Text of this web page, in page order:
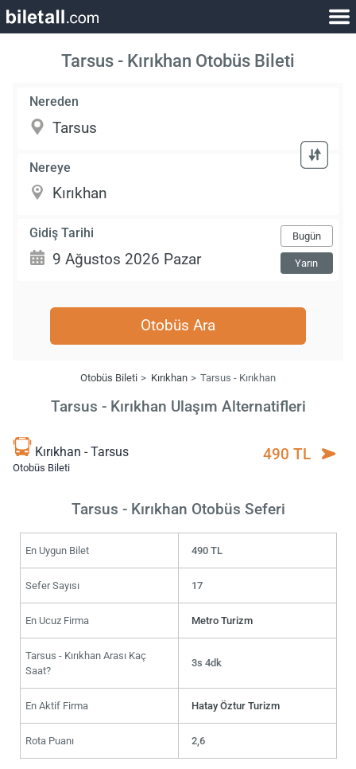
Tarsus - Kırıkhan Otobüs Bileti
Nereden
Nereye
Gidiş Tarihi Bugün
Yarın
Otobüs Ara
Otobüs Bileti Kırıkhan Tarsus - Kırıkhan
Tarsus - Kırıkhan Ulaşım Alternatifleri
Kırıkhan - Tarsus
Otobüs Bileti
490 TL
Tarsus - Kırıkhan Otobüs Seferi
En Uygun Bilet 490 TL
Sefer Sayısı 17
En Ucuz Firma Metro Turizm
Tarsus - Kırıkhan Arası Kaç
Saat?
3s 4dk
En Aktif Firma Hatay Öztur Turizm
Rota Puanı 2,6